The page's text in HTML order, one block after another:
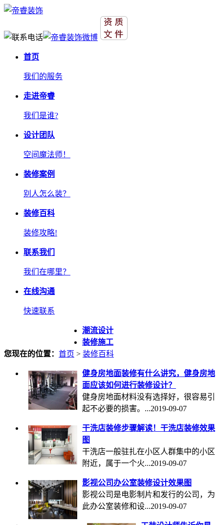
首页
我们的服务
走进帝睿
我们是谁?
设计团队
空间魔法师！
装修案例
别人怎么装？
装修百科
装修攻略!
联系我们
我们在哪里？
在线沟通
快速联系
潮流设计
装修施工
您现在的位置： 首页 > 装修百科
健身房地面装修有什么讲究，健身房地
面应该如何进行装修设计？
健身房地面材料没有选择好，很容易引
起不必要的损害。...2019-09-07
干洗店装修步骤解读！干洗店装修效果
图
干洗店一般驻扎在小区人群集中的小区
附近，属于一个火...2019-09-07
影视公司办公室装修设计效果图
影视公司是电影制片和发行的公司，为
此办公室装修和设...2019-09-07